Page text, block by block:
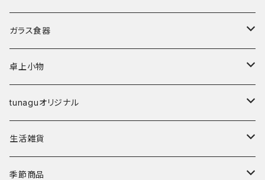
椀
弁当箱
その他
鉢
皿･プレート
鉢･ボウル
碗
丼
湯呑･カップ
ガラス食器
カップ
鉢
卓上小物
箸
箸置き
tunaguオリジナル
マングローブ
霞仙（KASEN）
生活雑貨
陶玉
季節商品